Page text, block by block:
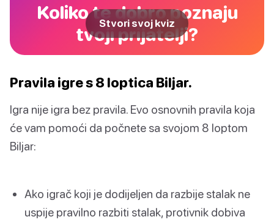
Koliko te dobro poznaju
tvoji prijatelji?
Stvori svoj kviz
Pravila igre s 8 loptica Biljar.
Igra nije igra bez pravila. Evo osnovnih pravila koja
će vam pomoći da počnete sa svojom 8 loptom
Biljar:
Ako igrač koji je dodijeljen da razbije stalak ne
uspije pravilno razbiti stalak, protivnik dobiva